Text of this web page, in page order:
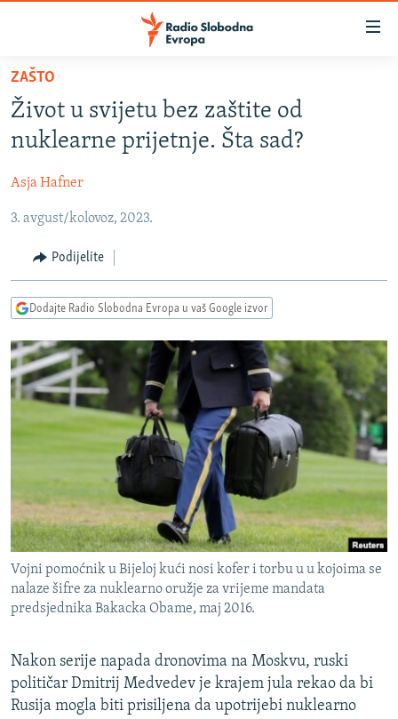
Pređite
na
glavni
sadržaj
na
navigaciju
Pređite
pretragu
VIJESTI
BOSNA I HERCEGOVINA
KOSOVO
CRNA GORA
VIZUELNO
FOTOGALERIJE
INFOGRAFIKE
PODCASTI
RAT U UKRAJINI
KINA NA BALKANU
RSE PRIČE IZ SVIJETA
ISPRIČAJ MI
DNEVNO@RSE
SPECIJALI RSE
VIŠE OD NASLOVA
GENOCID U SREBRENICI
POPLAVE I KLIZIŠTA U BIH 2024.
TV LIBERTY
MOJA EVROPA
TRI DECENIJE OD RATA U BIH
PRATITE NAS
Sve RFE/RL stranice
ZAŠTO
Život u svijetu bez zaštite od
nuklearne prijetnje. Šta sad?
Asja Hafner
3. avgust/kolovoz, 2023.
Podijelite
Dodajte Radio Slobodna Evropa u vaš Google izvor
Vojni pomoćnik u Bijeloj kući nosi kofer i torbu u u kojoima se
nalaze šifre za nuklearno oružje za vrijeme mandata
predsjednika Bakacka Obame, maj 2016.
Nakon serije napada dronovima na Moskvu, ruski
političar Dmitrij Medvedev je krajem jula rekao da bi
Rusija mogla biti prisiljena da upotrijebi nuklearno